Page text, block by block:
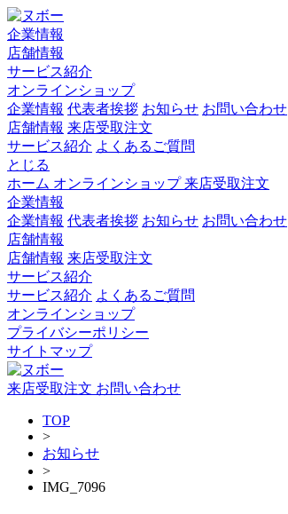
企業情報
店舗情報
サービス紹介
オンラインショップ
企業情報 代表者挨拶 お知らせ お問い合わせ
店舗情報 来店受取注文
サービス紹介 よくあるご質問
とじる
ホーム オンラインショップ来店受取注文
企業情報
企業情報 代表者挨拶 お知らせ お問い合わせ
店舗情報
店舗情報 来店受取注文
サービス紹介
サービス紹介 よくあるご質問
オンラインショップ
プライバシーポリシー
サイトマップ
来店受取注文 お問い合わせ
TOP
>
お知らせ
>
IMG_7096